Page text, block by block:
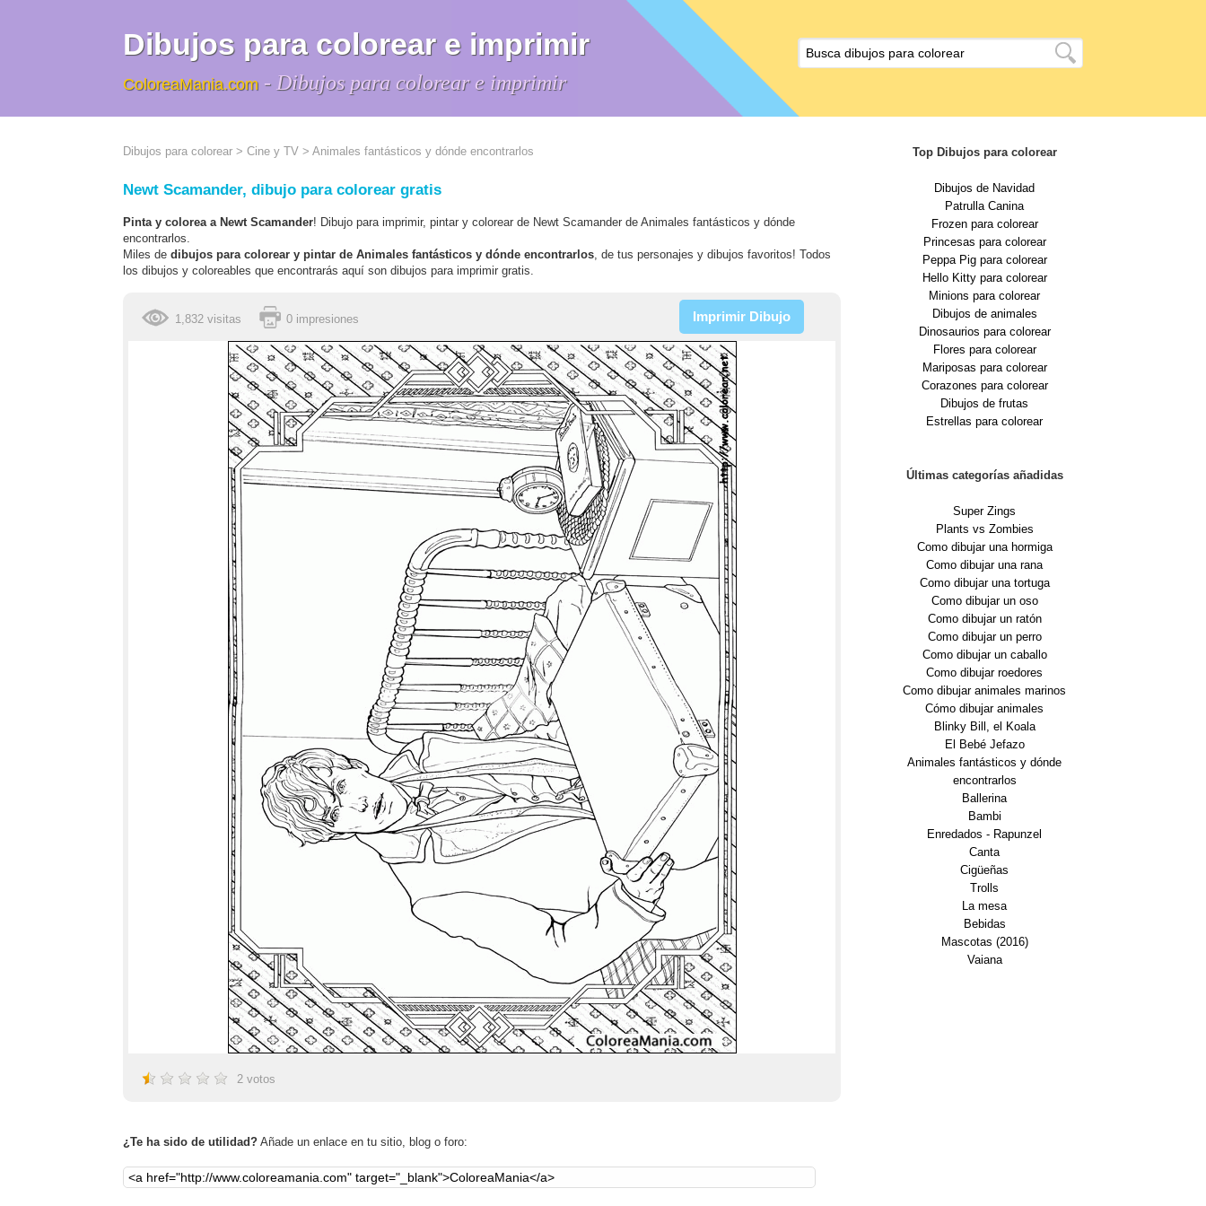
Dibujos para colorear e imprimir
ColoreaMania.com - Dibujos para colorear e imprimir
Dibujos para colorear > Cine y TV > Animales fantásticos y dónde encontrarlos
Newt Scamander, dibujo para colorear gratis
Pinta y colorea a Newt Scamander! Dibujo para imprimir, pintar y colorear de Newt Scamander de Animales fantásticos y dónde
encontrarlos.
Miles de dibujos para colorear y pintar de Animales fantásticos y dónde encontrarlos, de tus personajes y dibujos favoritos! Todos
los dibujos y coloreables que encontrarás aquí son dibujos para imprimir gratis.
1,832 visitas 0 impresiones Imprimir Dibujo
2 votos
¿Te ha sido de utilidad? Añade un enlace en tu sitio, blog o foro:
Top Dibujos para colorear
Dibujos de Navidad
Patrulla Canina
Frozen para colorear
Princesas para colorear
Peppa Pig para colorear
Hello Kitty para colorear
Minions para colorear
Dibujos de animales
Dinosaurios para colorear
Flores para colorear
Mariposas para colorear
Corazones para colorear
Dibujos de frutas
Estrellas para colorear
Últimas categorías añadidas
Super Zings
Plants vs Zombies
Como dibujar una hormiga
Como dibujar una rana
Como dibujar una tortuga
Como dibujar un oso
Como dibujar un ratón
Como dibujar un perro
Como dibujar un caballo
Como dibujar roedores
Como dibujar animales marinos
Cómo dibujar animales
Blinky Bill, el Koala
El Bebé Jefazo
Animales fantásticos y dónde
encontrarlos
Ballerina
Bambi
Enredados - Rapunzel
Canta
Cigüeñas
Trolls
La mesa
Bebidas
Mascotas (2016)
Vaiana